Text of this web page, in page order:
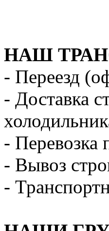
НАШ
- Переезд
- Доставка
- Перевозка
- Вывоз
-